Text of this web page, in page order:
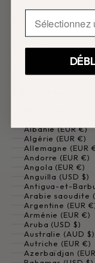
PRODUITS
CODAGE
AIDE
Albanie (EUR €)
Algérie (EUR €)
Allemagne (EUR
Andorre (EUR €)
Angola (EUR €)
Anguilla (USD $)
Antigua-et-
Arabie saoudite
Argentine (EUR
Arménie (EUR €)
Aruba (USD $)
Australie (AUD $)
Autriche (EUR €)
Azerbaïdjan